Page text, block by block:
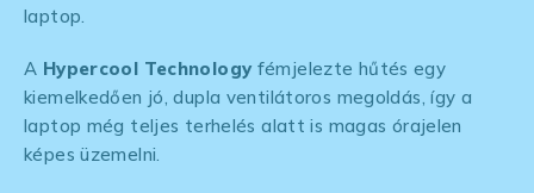
laptop.
A Hypercool Technology fémjelezte hűtés egy
kiemelkedően jó, dupla ventilátoros megoldás, így a
laptop még teljes terhelés alatt is magas órajelen
képes üzemelni.